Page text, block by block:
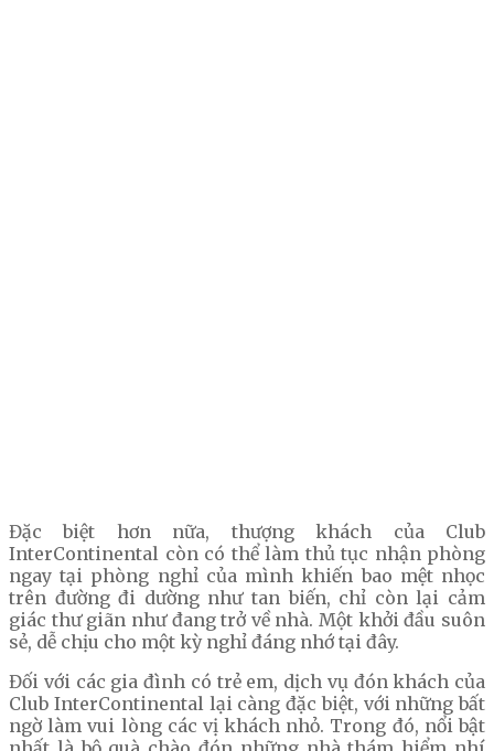
Đặc biệt hơn nữa, thượng khách của Club
InterContinental còn có thể làm thủ tục nhận phòng
ngay tại phòng nghỉ của mình khiến bao mệt nhọc
trên đường đi dường như tan biến, chỉ còn lại cảm
giác thư giãn như đang trở về nhà. Một khởi đầu suôn
sẻ, dễ chịu cho một kỳ nghỉ đáng nhớ tại đây.
Đối với các gia đình có trẻ em, dịch vụ đón khách của
Club InterContinental lại càng đặc biệt, với những bất
ngờ làm vui lòng các vị khách nhỏ. Trong đó, nổi bật